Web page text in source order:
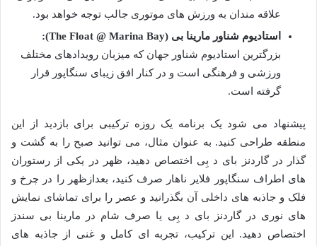
علاقه مندان به ورزش های موتوری جالب توجه خواهد بود.
استادیوم شناور مارینا بی (The Float @ Marina Bay):
بزرگترین استادیوم شناور جهان که میزبان رویدادهای مختلف
ورزشی و فرهنگی است و در کنار افق زیبای سنگاپور قرار
گرفته است.
پیشنهاد می شود یک برنامه یک روزه ترکیبی برای بازدید از این
منطقه طراحی کنید. به عنوان مثال، می توانید صبح را به گشت و
گذار در گاردنز بای د بِی اختصاص دهید، ظهر در یکی از رستوران
های اطراف سنگاپور فلایر ناهار صرف کنید، بعدازظهر را در چرخ و
فلک و جاذبه های داخلی آن بگذرانید و عصر را برای تماشای نمایش
های نوری در گاردنز بای د بِی یا صرف شام در مارینا بی سندز
اختصاص دهید. این ترکیب، تجربه ای کامل و غنی از جاذبه های